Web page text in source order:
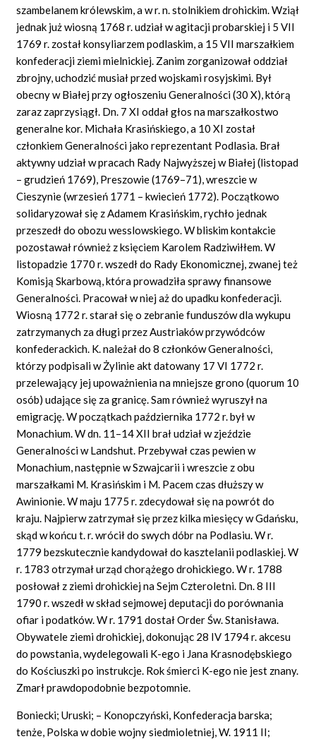
szambelanem królewskim, a w r. n. stolnikiem drohickim. Wziął
jednak już wiosną 1768 r. udział w agitacji probarskiej i 5 VII
1769 r. został konsyliarzem podlaskim, a 15 VII marszałkiem
konfederacji ziemi mielnickiej. Zanim zorganizował oddział
zbrojny, uchodzić musiał przed wojskami rosyjskimi. Był
obecny w Białej przy ogłoszeniu Generalności (30 X), którą
zaraz zaprzysiągł. Dn. 7 XI oddał głos na marszałkostwo
generalne kor. Michała Krasińskiego, a 10 XI został
członkiem Generalności jako reprezentant Podlasia. Brał
aktywny udział w pracach Rady Najwyższej w Białej (listopad
– grudzień 1769), Preszowie (1769–71), wreszcie w
Cieszynie (wrzesień 1771 – kwiecień 1772). Początkowo
solidaryzował się z Adamem Krasińskim, rychło jednak
przeszedł do obozu wesslowskiego. W bliskim kontakcie
pozostawał również z księciem Karolem Radziwiłłem. W
listopadzie 1770 r. wszedł do Rady Ekonomicznej, zwanej też
Komisją Skarbową, która prowadziła sprawy finansowe
Generalności. Pracował w niej aż do upadku konfederacji.
Wiosną 1772 r. starał się o zebranie funduszów dla wykupu
zatrzymanych za długi przez Austriaków przywódców
konfederackich. K. należał do 8 członków Generalności,
którzy podpisali w Żylinie akt datowany 17 VI 1772 r.
przelewający jej upoważnienia na mniejsze grono (quorum 10
osób) udające się za granicę. Sam również wyruszył na
emigrację. W początkach października 1772 r. był w
Monachium. W dn. 11–14 XII brał udział w zjeździe
Generalności w Landshut. Przebywał czas pewien w
Monachium, następnie w Szwajcarii i wreszcie z obu
marszałkami M. Krasińskim i M. Pacem czas dłuższy w
Awinionie. W maju 1775 r. zdecydował się na powrót do
kraju. Najpierw zatrzymał się przez kilka miesięcy w Gdańsku,
skąd w końcu t. r. wrócił do swych dóbr na Podlasiu. W r.
1779 bezskutecznie kandydował do kasztelanii podlaskiej. W
r. 1783 otrzymał urząd chorążego drohickiego. W r. 1788
posłował z ziemi drohickiej na Sejm Czteroletni. Dn. 8 III
1790 r. wszedł w skład sejmowej deputacji do porównania
ofiar i podatków. W r. 1791 dostał Order Św. Stanisława.
Obywatele ziemi drohickiej, dokonując 28 IV 1794 r. akcesu
do powstania, wydelegowali K-ego i Jana Krasnodębskiego
do Kościuszki po instrukcje. Rok śmierci K-ego nie jest znany.
Zmarł prawdopodobnie bezpotomnie.
Boniecki; Uruski; – Konopczyński, Konfederacja barska;
tenże, Polska w dobie wojny siedmioletniej, W. 1911 II;